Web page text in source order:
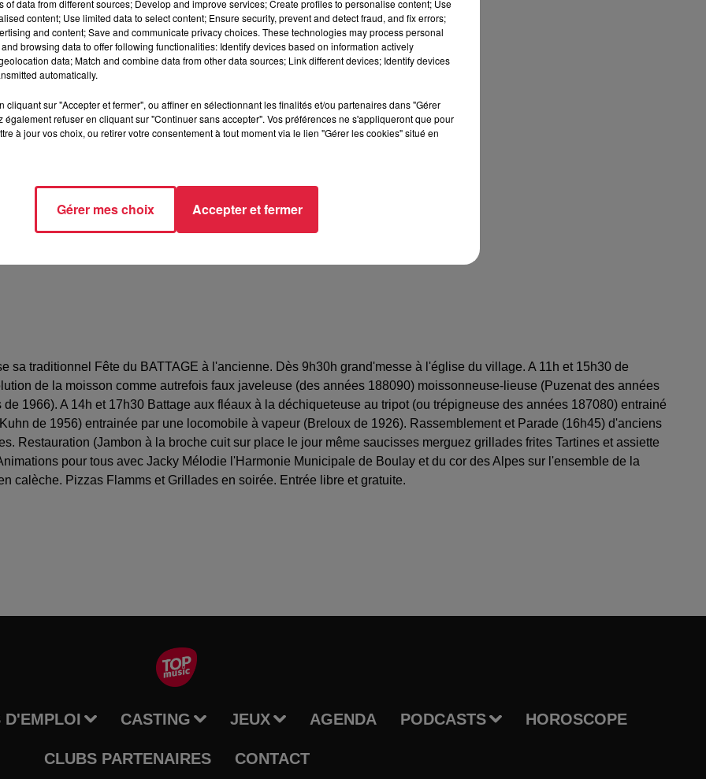
2019 à 0h00
2019 à 0h00
sa traditionnel Fête du BATTAGE à l'ancienne. Dès 9h30h grand'messe à l'église du village. A 11h et 15h30 de
de la moisson comme autrefois faux javeleuse (des années 188090) moissonneuse-lieuse (Puzenat des années
1966). A 14h et 17h30 Battage aux fléaux à la déchiqueteuse au tripot (ou trépigneuse des années 187080) entrainé
de 1956) entrainée par une locomobile à vapeur (Breloux de 1926). Rassemblement et Parade (16h45) d'anciens
Restauration (Jambon à la broche cuit sur place le jour même saucisses merguez grillades frites Tartines et assiette
pour tous avec Jacky Mélodie l'Harmonie Municipale de Boulay et du cor des Alpes sur l'ensemble de la
calèche. Pizzas Flamms et Grillades en soirée. Entrée libre et gratuite.
D'EMPLOI CASTING JEUX AGENDA PODCASTS HOROSCOPE
CLUBS PARTENAIRES CONTACT
of data from different sources; Develop and improve services; Create profiles to personalise content; Use
content; Use limited data to select content; Ensure security, prevent and detect fraud, and fix errors;
and content; Save and communicate privacy choices. These technologies may process personal
browsing data to offer following functionalities: Identify devices based on information actively
data; Match and combine data from other data sources; Link different devices; Identify devices
automatically.
cliquant sur "Accepter et fermer", ou affiner en sélectionnant les finalités et/ou partenaires dans "Gérer
également refuser en cliquant sur "Continuer sans accepter". Vos préférences ne s'appliqueront que pour
à jour vos choix, ou retirer votre consentement à tout moment via le lien "Gérer les cookies" situé en
Gérer mes choix Accepter et fermer